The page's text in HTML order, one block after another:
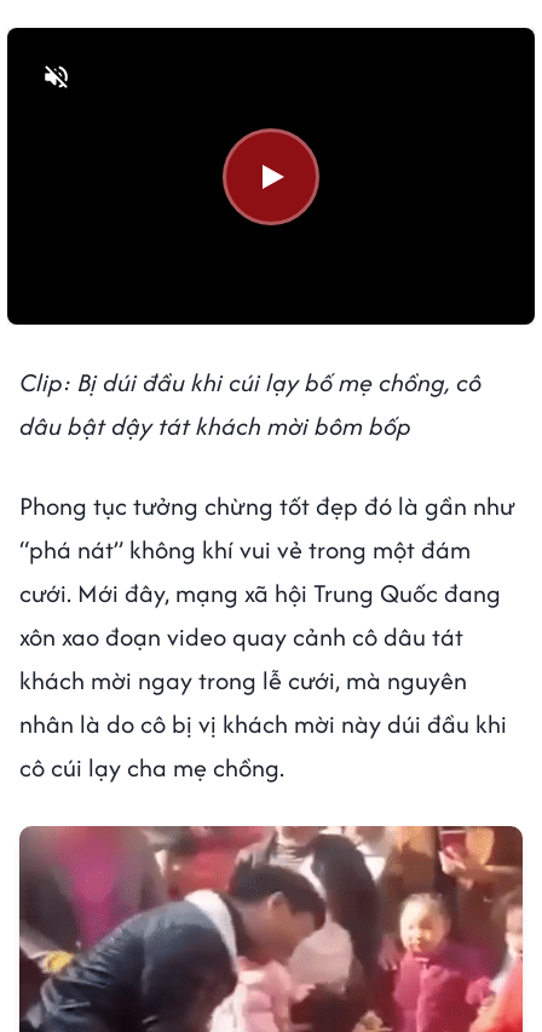
Clip: Bị dúi đầu khi cúi lạy bố mẹ chồng, cô
dâu bật dậy tát khách mời bôm bốp
Phong tục tưởng chừng tốt đẹp đó là gần như
“phá nát” không khí vui vẻ trong một đám
cưới. Mới đây, mạng xã hội Trung Quốc đang
xôn xao đoạn video quay cảnh cô dâu tát
khách mời ngay trong lễ cưới, mà nguyên
nhân là do cô bị vị khách mời này dúi đầu khi
cô cúi lạy cha mẹ chồng.